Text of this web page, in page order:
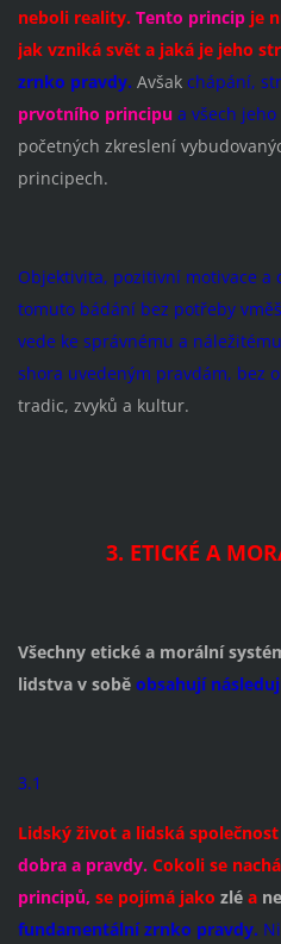
neboli reality. Tento principje
jak vzniká svět a jaká je jeho
zrnko pravdy. Avšak chápání,
prvotního principu a všech
početných zkreslení
principech.
Objektivita, pozitivní motivace a
tomuto bádání bez potřeby
vede ke správnému a
shora uvedeným pravdám, bez
tradic, zvyků a kultur.
3. ETICKÉ A
Všechny etické a morální
lidstva v sobě obsahují
3.1
Lidský život a lidská
dobra a pravdy. Cokoli se
principů, se pojímá jako zlé a
fundamentální zrnko pravdy.